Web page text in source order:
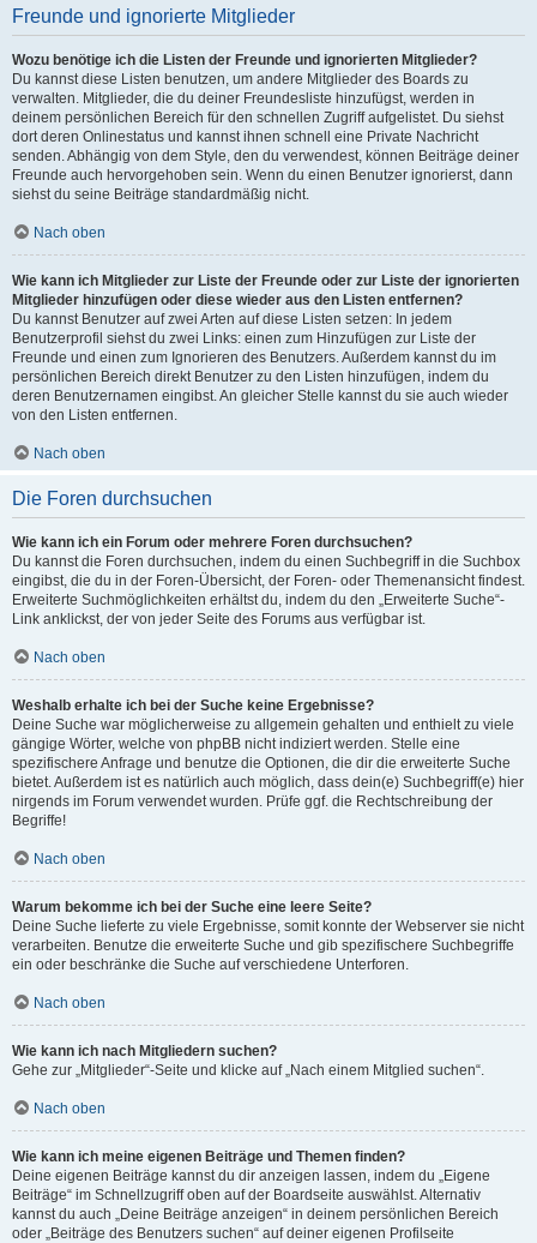
Freunde und ignorierte Mitglieder
Wozu benötige ich die Listen der Freunde und ignorierten Mitglieder?
Du kannst diese Listen benutzen, um andere Mitglieder des Boards zu
verwalten. Mitglieder, die du deiner Freundesliste hinzufügst, werden in
deinem persönlichen Bereich für den schnellen Zugriff aufgelistet. Du siehst
dort deren Onlinestatus und kannst ihnen schnell eine Private Nachricht
senden. Abhängig von dem Style, den du verwendest, können Beiträge deiner
Freunde auch hervorgehoben sein. Wenn du einen Benutzer ignorierst, dann
siehst du seine Beiträge standardmäßig nicht.
Nach oben
Wie kann ich Mitglieder zur Liste der Freunde oder zur Liste der ignorierten
Mitglieder hinzufügen oder diese wieder aus den Listen entfernen?
Du kannst Benutzer auf zwei Arten auf diese Listen setzen: In jedem
Benutzerprofil siehst du zwei Links: einen zum Hinzufügen zur Liste der
Freunde und einen zum Ignorieren des Benutzers. Außerdem kannst du im
persönlichen Bereich direkt Benutzer zu den Listen hinzufügen, indem du
deren Benutzernamen eingibst. An gleicher Stelle kannst du sie auch wieder
von den Listen entfernen.
Nach oben
Die Foren durchsuchen
Wie kann ich ein Forum oder mehrere Foren durchsuchen?
Du kannst die Foren durchsuchen, indem du einen Suchbegriff in die Suchbox
eingibst, die du in der Foren-Übersicht, der Foren- oder Themenansicht findest.
Erweiterte Suchmöglichkeiten erhältst du, indem du den „Erweiterte Suche“-
Link anklickst, der von jeder Seite des Forums aus verfügbar ist.
Nach oben
Weshalb erhalte ich bei der Suche keine Ergebnisse?
Deine Suche war möglicherweise zu allgemein gehalten und enthielt zu viele
gängige Wörter, welche von phpBB nicht indiziert werden. Stelle eine
spezifischere Anfrage und benutze die Optionen, die dir die erweiterte Suche
bietet. Außerdem ist es natürlich auch möglich, dass dein(e) Suchbegriff(e) hier
nirgends im Forum verwendet wurden. Prüfe ggf. die Rechtschreibung der
Begriffe!
Nach oben
Warum bekomme ich bei der Suche eine leere Seite?
Deine Suche lieferte zu viele Ergebnisse, somit konnte der Webserver sie nicht
verarbeiten. Benutze die erweiterte Suche und gib spezifischere Suchbegriffe
ein oder beschränke die Suche auf verschiedene Unterforen.
Nach oben
Wie kann ich nach Mitgliedern suchen?
Gehe zur „Mitglieder“-Seite und klicke auf „Nach einem Mitglied suchen“.
Nach oben
Wie kann ich meine eigenen Beiträge und Themen finden?
Deine eigenen Beiträge kannst du dir anzeigen lassen, indem du „Eigene
Beiträge“ im Schnellzugriff oben auf der Boardseite auswählst. Alternativ
kannst du auch „Deine Beiträge anzeigen“ in deinem persönlichen Bereich
oder „Beiträge des Benutzers suchen“ auf deiner eigenen Profilseite